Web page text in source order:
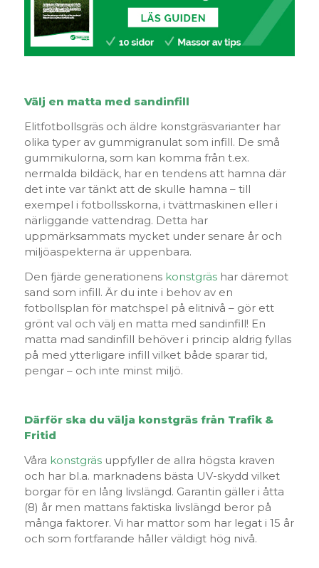
Välj en matta med sandinfill
Elitfotbollsgräs och äldre konstgräsvarianter har
olika typer av gummigranulat som infill. De små
gummikulorna, som kan komma från t.ex.
nermalda bildäck, har en tendens att hamna där
det inte var tänkt att de skulle hamna – till
exempel i fotbollsskorna, i tvättmaskinen eller i
närliggande vattendrag. Detta har
uppmärksammats mycket under senare år och
miljöaspekterna är uppenbara.
Den fjärde generationens konstgräshar däremot
sand som infill. Är du inte i behov av en
fotbollsplan för matchspel på elitnivå – gör ett
grönt val och välj en matta med sandinfill! En
matta mad sandinfill behöver i princip aldrig fyllas
på med ytterligare infill vilket både sparar tid,
pengar – och inte minst miljö.
Därför ska du välja konstgräs från Trafik &
Fritid
Våra konstgräsuppfyller de allra högsta kraven
och har bl.a. marknadens bästa UV-skydd vilket
borgar för en lång livslängd. Garantin gäller i åtta
(8) år men mattans faktiska livslängd beror på
många faktorer. Vi har mattor som har legat i 15 år
och som fortfarande håller väldigt hög nivå.